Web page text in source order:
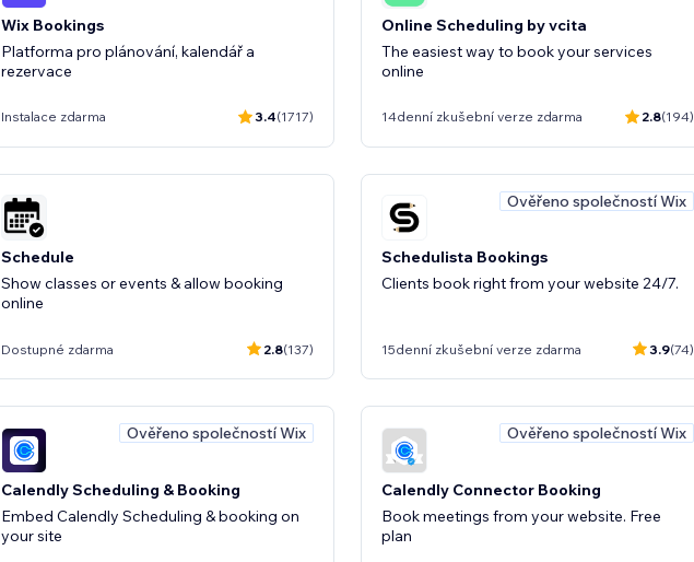
Wix Bookings
Platforma pro plánování, kalendář a
rezervace
Instalace zdarma 3.4(1717)
Online Scheduling by vcita
The easiest way to book your services
online
14denní zkušební verze zdarma 2.8(194)
Schedule
Show classes or events & allow booking
online
Dostupné zdarma 2.8(137)
Ověřeno společností Wix
Schedulista Bookings
Clients book right from your website 24/7.
15denní zkušební verze zdarma 3.9(74)
Ověřeno společností Wix
Calendly Scheduling & Booking
Embed Calendly Scheduling & booking on
your site
Ověřeno společností Wix
Calendly Connector Booking
Book meetings from your website. Free
plan